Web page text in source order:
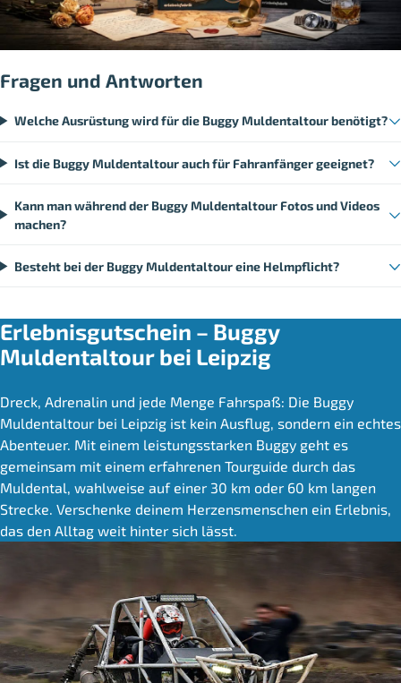
Fragen und Antworten
Welche Ausrüstung wird für die Buggy Muldentaltour benötigt?
Ist die Buggy Muldentaltour auch für Fahranfänger geeignet?
Kann man während der Buggy Muldentaltour Fotos und Videos
machen?
Besteht bei der Buggy Muldentaltour eine Helmpflicht?
Erlebnisgutschein – Buggy
Muldentaltour bei Leipzig
Dreck, Adrenalin und jede Menge Fahrspaß: Die Buggy
Muldentaltour bei Leipzig ist kein Ausflug, sondern ein echtes
Abenteuer. Mit einem leistungsstarken Buggy geht es
gemeinsam mit einem erfahrenen Tourguide durch das
Muldental, wahlweise auf einer 30 km oder 60 km langen
Strecke. Verschenke deinem Herzensmenschen ein Erlebnis,
das den Alltag weit hinter sich lässt.